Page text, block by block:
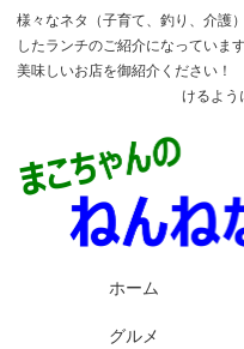
様々なネタ（子育て、釣り、介護
したランチのご紹介になっていま
美味しいお店を御紹介ください
けるよう
ホーム
グルメ